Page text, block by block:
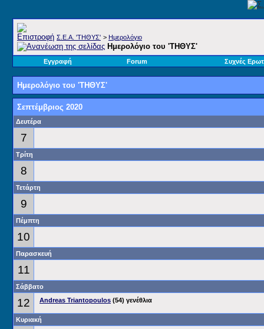
Σ.E.A. 'ΤΗΘΥΣ' > Ημερολόγιο
Ημερολόγιο του 'ΤΗΘΥΣ'
Εγγραφή Forum Συχνές
Ημερολόγιο του 'ΤΗΘΥΣ'
Σεπτέμβριος 2020
Δευτέρα
7
Τρίτη
8
Τετάρτη
9
Πέμπτη
10
Παρασκευή
11
Σάββατο
12 Andreas Triantopoulos (54) γενέθλια
Κυριακή